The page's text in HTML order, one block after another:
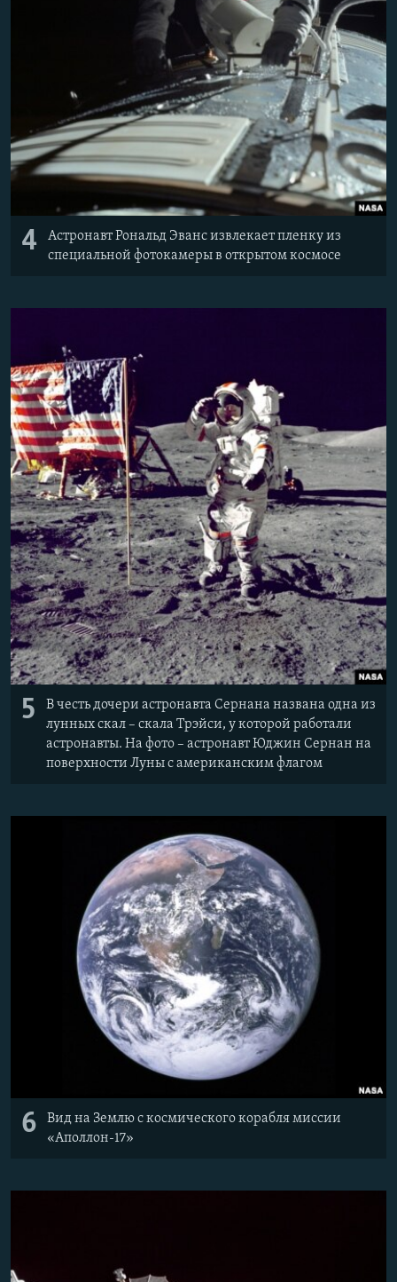
4
Астронавт Рональд Эванс извлекает пленку из
специальной фотокамеры в открытом космосе
5
В честь дочери астронавта Сернана названа одна из
лунных скал – скала Трэйси, у которой работали
астронавты. На фото – астронавт Юджин Сернан на
поверхности Луны с американским флагом
6
Вид на Землю с космического корабля миссии
«Аполлон-17»